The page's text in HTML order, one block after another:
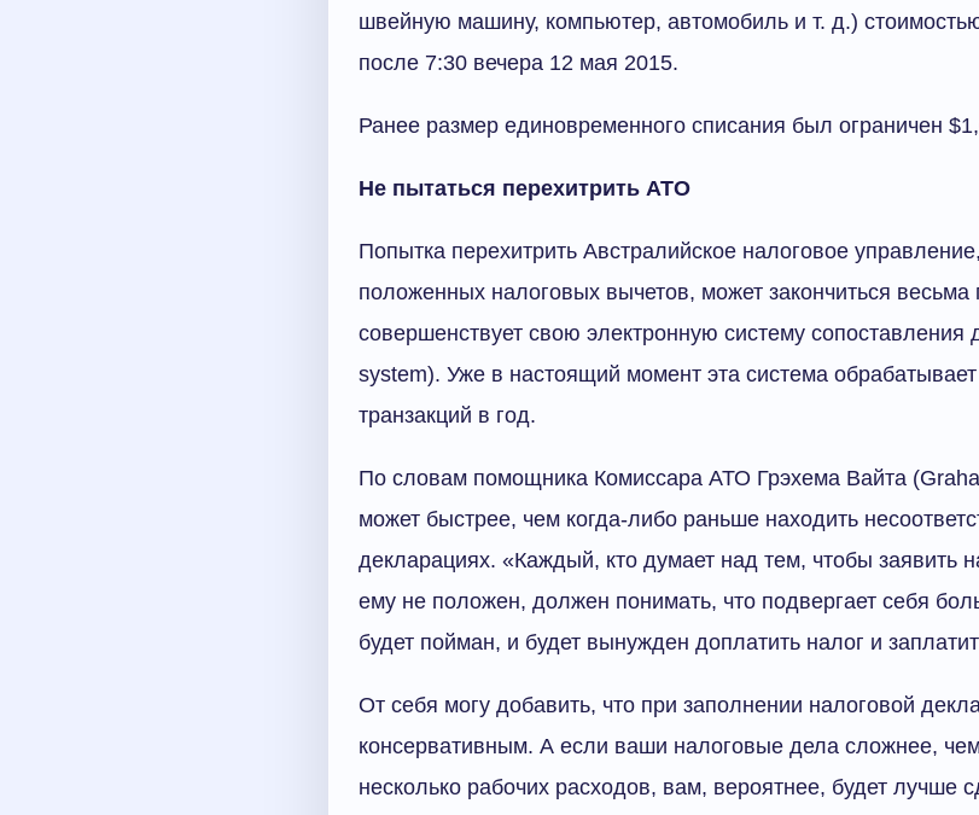
швейную машину, компьютер, автомобиль и т. д.)
после 7:30 вечера 12 мая 2015.
Ранее размер единовременного списания был ограничен
Не пытаться перехитрить ATO
Попытка перехитрить Австралийское налоговое
положенных налоговых вычетов, может закончиться
совершенствует свою электронную систему сопоставления
system). Уже в настоящий момент эта система
транзакций в год.
По словам помощника Комиссара АТО Грэхема Вайта
может быстрее, чем когда-либо раньше находить
декларациях. «Каждый, кто думает над тем, чтобы заявить
ему не положен, должен понимать, что подвергает себя
будет пойман, и будет вынужден доплатить налог и
От себя могу добавить, что при заполнении налоговой
консервативным. А если ваши налоговые дела сложнее,
несколько рабочих расходов, вам, вероятнее, будет лучше